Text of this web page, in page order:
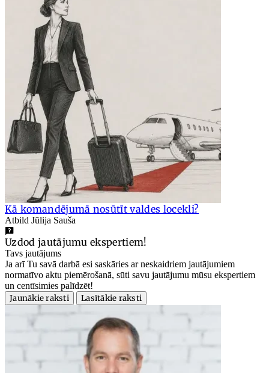
Kā komandējumā nosūtīt valdes locekli?
Atbild Jūlija Sauša
Uzdod jautājumu ekspertiem!
Tavs jautājums
Ja arī Tu savā darbā esi saskāries ar neskaidriem jautājumiem
normatīvo aktu piemērošanā, sūti savu jautājumu mūsu ekspertiem
un centīsimies palīdzēt!
Jaunākie raksti
Lasītākie raksti